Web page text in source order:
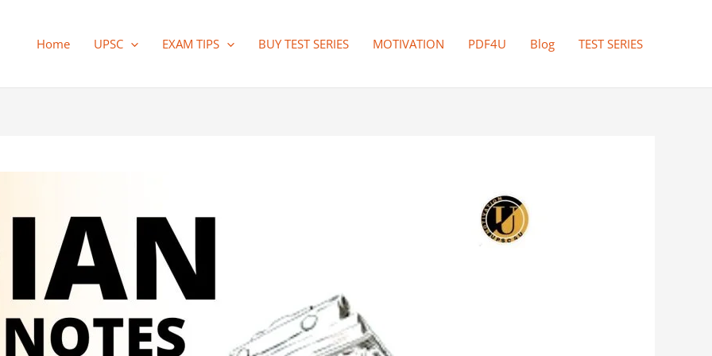
Home UPSC EXAM TIPS BUY TEST SERIES MOTIVATION PDF4U Blog TEST SERIES